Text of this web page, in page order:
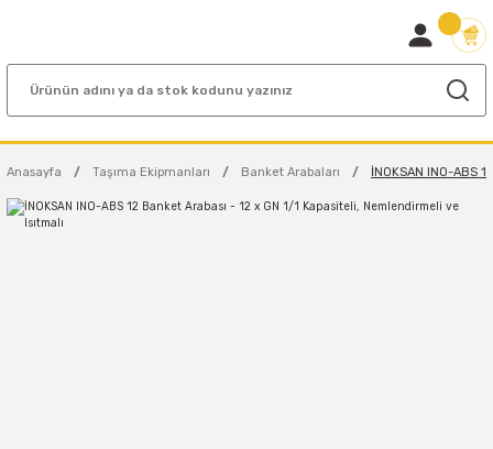
Anasayfa Taşıma Ekipmanları Banket Arabaları İNOKSAN INO-ABS